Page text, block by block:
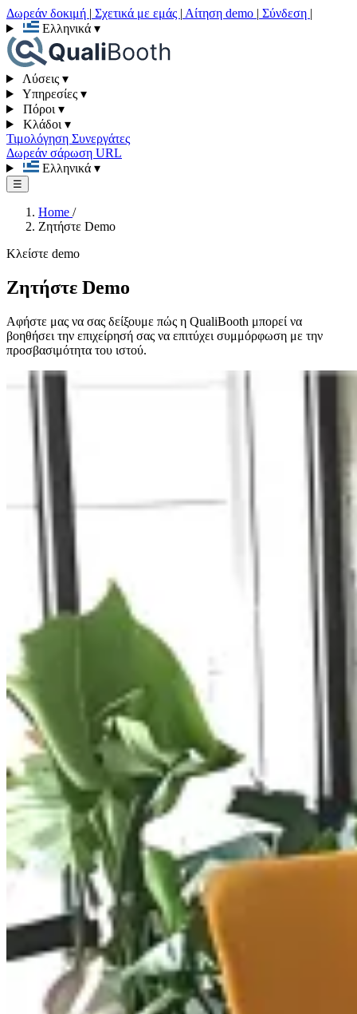
Δωρεάν δοκιμή | Σχετικά με εμάς | Αίτηση demo | Σύνδεση |
Ελληνικά ▾
Λύσεις ▾
Υπηρεσίες ▾
Πόροι ▾
Κλάδοι ▾
Τιμολόγηση Συνεργάτες
Δωρεάν σάρωση URL
Ελληνικά ▾
☰
Home /
Ζητήστε Demo
Κλείστε demo
Ζητήστε Demo
Αφήστε μας να σας δείξουμε πώς η QualiBooth μπορεί να
βοηθήσει την επιχείρησή σας να επιτύχει συμμόρφωση με την
προσβασιμότητα του ιστού.